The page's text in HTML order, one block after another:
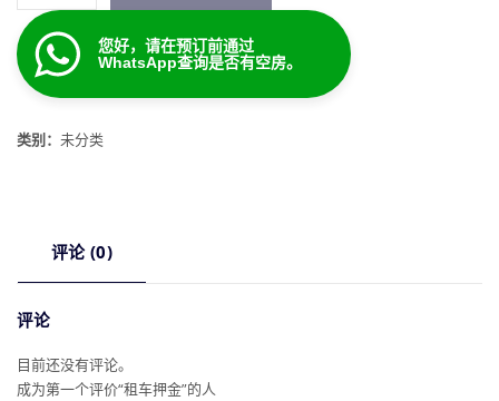
租
赁
押
额
您好，请在预订前通过
WhatsApp查询是否有空房。
类别： 未分类
评论 (0)
评论
目前还没有评论。
成为第一个评价“租车押金”的人